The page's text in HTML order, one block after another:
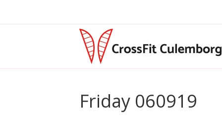
Friday 060919